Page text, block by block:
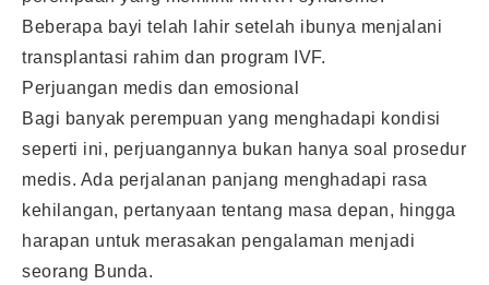
Beberapa bayi telah lahir setelah ibunya menjalani
transplantasi rahim dan program IVF.
Perjuangan medis dan emosional
Bagi banyak perempuan yang menghadapi kondisi
seperti ini, perjuangannya bukan hanya soal prosedur
medis. Ada perjalanan panjang menghadapi rasa
kehilangan, pertanyaan tentang masa depan, hingga
harapan untuk merasakan pengalaman menjadi
seorang Bunda.